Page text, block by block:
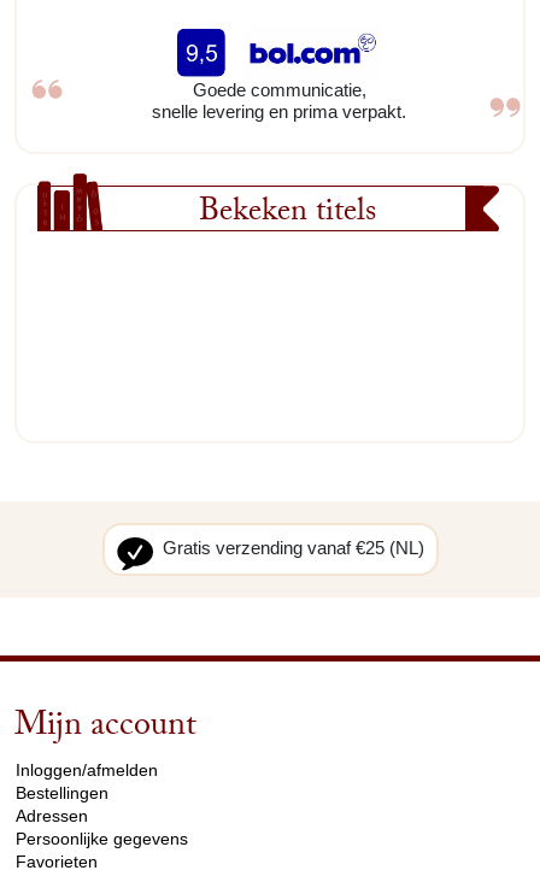
Goede communicatie,
snelle levering en prima verpakt.
Bekeken titels
Gratis verzending vanaf €25 (NL)
Mijn account
Inloggen/afmelden
Bestellingen
Adressen
Persoonlijke gegevens
Favorieten